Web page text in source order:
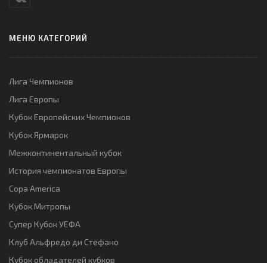
МЕНЮ КАТЕГОРИЙ
Лига Чемпионов
Лига Европы
Кубок Европейских Чемпионов
Кубок Ярмарок
Межконтинентальный кубок
История чемпионатов Европы
Copa America
Кубок Митропы
Супер Кубок УЕФА
Клуб Альфредо ди Стефано
Кубок обладателей кубков